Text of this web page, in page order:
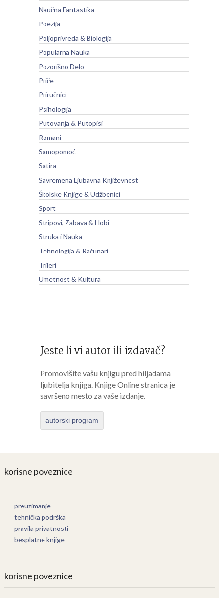
Naučna Fantastika
Poezija
Poljoprivreda & Biologija
Popularna Nauka
Pozorišno Delo
Priče
Priručnici
Psihologija
Putovanja & Putopisi
Romani
Samopomoć
Satira
Savremena Ljubavna Književnost
Školske Knjige & Udžbenici
Sport
Stripovi, Zabava & Hobi
Struka i Nauka
Tehnologija & Računari
Trileri
Umetnost & Kultura
Jeste li vi autor ili izdavač?
Promovišite vašu knjigu pred hiljadama
ljubitelja knjiga. Knjige Online stranica je
savršeno mesto za vaše izdanje.
autorski program
korisne poveznice
preuzimanje
tehnička podrška
pravila privatnosti
besplatne knjige
korisne poveznice